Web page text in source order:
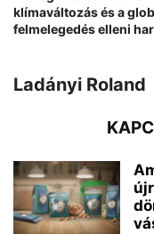
klímaváltozás és a
felmelegedés elleni
Ladányi Roland